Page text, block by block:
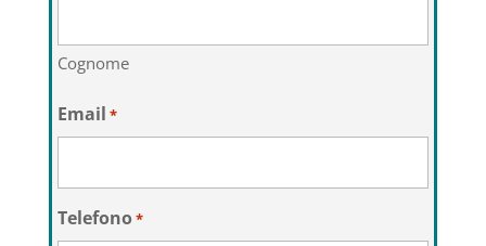
Cognome
Email *
Telefono*